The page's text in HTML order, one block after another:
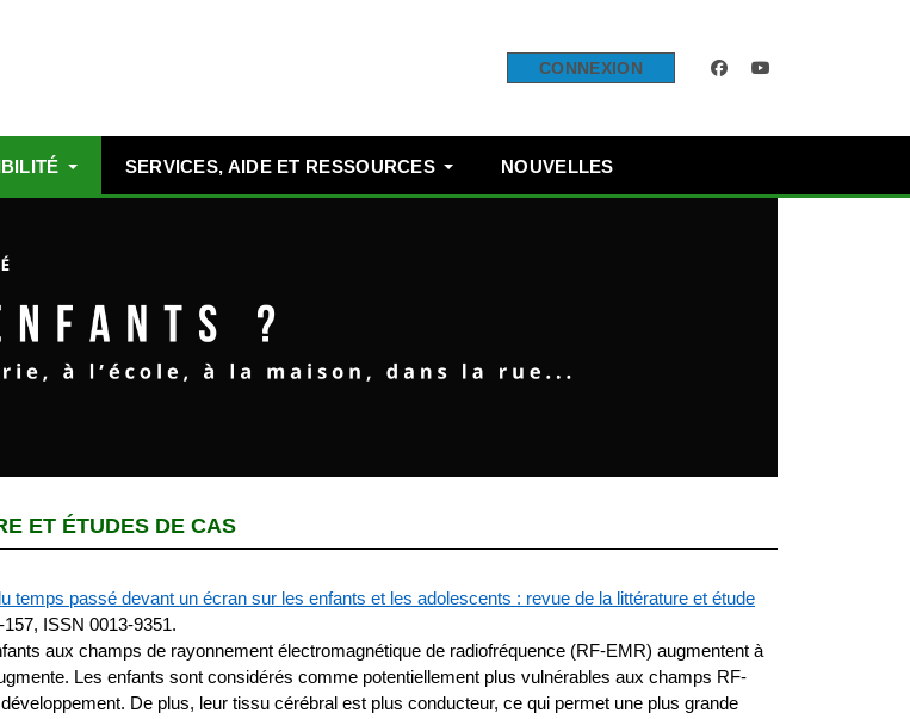
CONNEXION facebook
SERVICES, AIDE ET RESSOURCES NOUVELLES
ET ÉTUDES DE CAS
temps passé devant un écran sur les enfants et les adolescents : revue de la littérature et étude
ISSN 0013-9351.
aux champs de rayonnement électromagnétique de radiofréquence (RF-EMR) augmentent à
Les enfants sont considérés comme potentiellement plus vulnérables aux champs RF-
De plus, leur tissu cérébral est plus conducteur, ce qui permet une plus grande